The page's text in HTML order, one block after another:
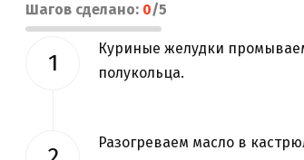
Шагов сделано: 0/5
Куриные желудки
полукольца.
Разогреваем масло в